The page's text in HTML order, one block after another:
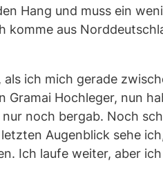
Hang und muss ein
aus
ich mich gerade
Gramai Hochleger, nun
noch bergab. Noch
Augenblick sehe
Ich laufe weiter, aber